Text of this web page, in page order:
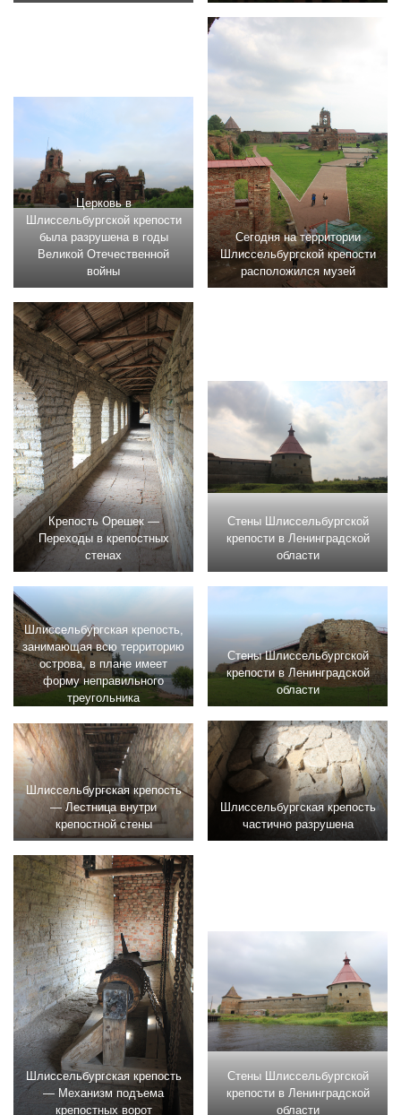
Церковь в
Шлиссельбургской крепости
была разрушена в годы
Великой Отечественной
войны
Сегодня на территории
Шлиссельбургской крепости
расположился музей
Крепость Орешек —
Переходы в крепостных
стенах
Стены Шлиссельбургской
крепости в Ленинградской
области
Шлиссельбургская крепость,
занимающая всю территорию
острова, в плане имеет
форму неправильного
треугольника
Стены Шлиссельбургской
крепости в Ленинградской
области
Шлиссельбургская крепость
— Лестница внутри
крепостной стены
Шлиссельбургская крепость
частично разрушена
Шлиссельбургская крепость
— Механизм подъема
крепостных ворот
Стены Шлиссельбургской
крепости в Ленинградской
области